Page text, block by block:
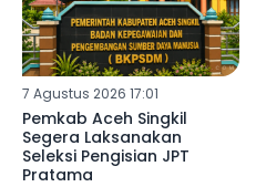
7 Agustus 2026 17:01
Pemkab Aceh Singkil
Segera Laksanakan
Seleksi Pengisian JPT
Pratama